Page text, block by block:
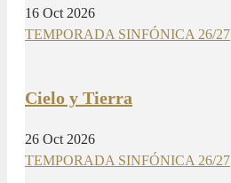
16 Oct 2026
TEMPORADA SINFÓNICA 26/27
Cielo y Tierra
26 Oct 2026
TEMPORADA SINFÓNICA 26/27